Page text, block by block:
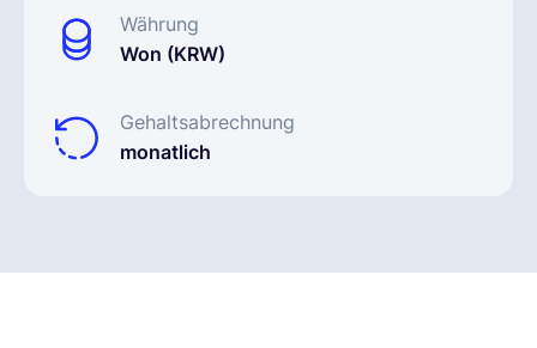
Währung
Won (KRW)
Gehaltsabrechnung
monatlich